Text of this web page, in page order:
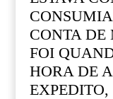
CONTA DE
FOI
HORA DE